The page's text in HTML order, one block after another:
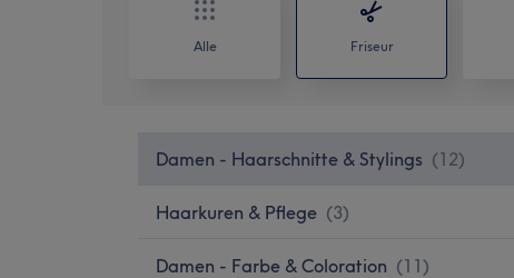
Alle Friseur
Damen - Haarschnitte & Stylings (12)
Haarkuren & Pflege (3)
Damen - Farbe & Coloration (11)